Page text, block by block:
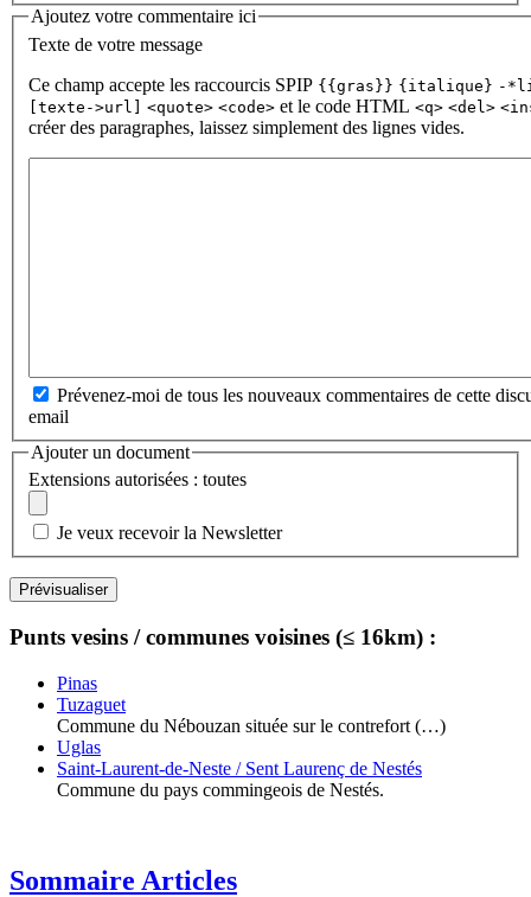
Ajoutez votre commentaire ici
Texte de votre message
Ce champ accepte les raccourcis SPIP {{gras}} {italique} -
[texte->url] <quote> <code> et le code HTML <q> <del>
créer des paragraphes, laissez simplement des lignes vides.
Prévenez-moi de tous les nouveaux commentaires de cette
email
Ajouter un document
Extensions autorisées : toutes
Je veux recevoir la Newsletter
Punts vesins / communes voisines (≤ 16km) :
Pinas
Tuzaguet
Commune du Nébouzan située sur le contrefort (…)
Uglas
Saint-Laurent-de-Neste / Sent Laurenç de Nestés
Commune du pays commingeois de Nestés.
Sommaire Articles